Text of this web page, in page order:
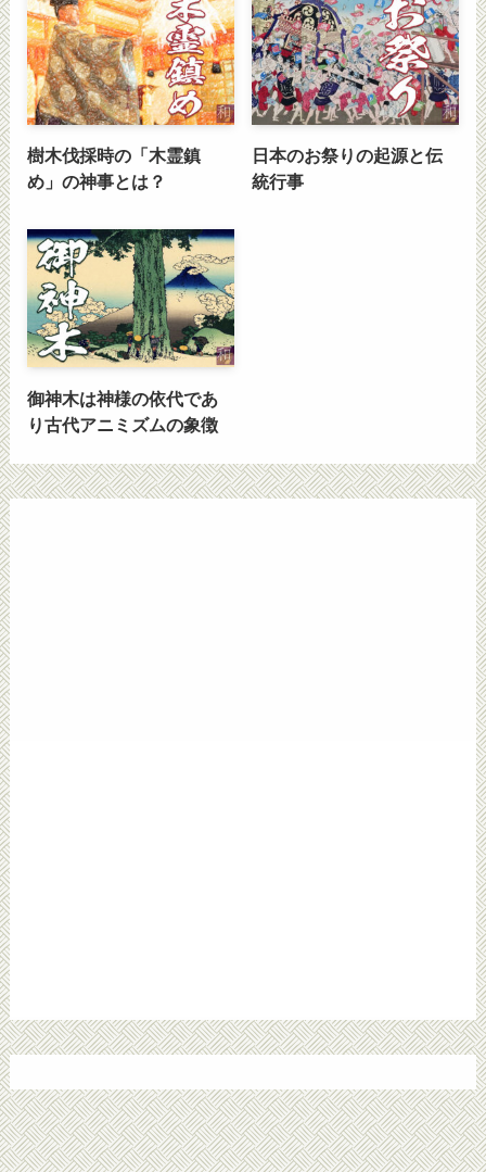
樹木伐採時の「木霊鎮
め」の神事とは？
日本のお祭りの起源と伝
統行事
御神木は神様の依代であ
り古代アニミズムの象徴